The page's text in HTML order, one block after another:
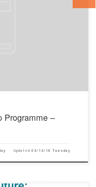
Programme –
Updated03/13/18 Tuesday